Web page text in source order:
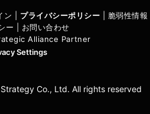
ン プライバシーポリシー
脆弱性情報
ー
お問い合わせ
Alliance Partner
Settings
Co., Ltd. All rights reserved